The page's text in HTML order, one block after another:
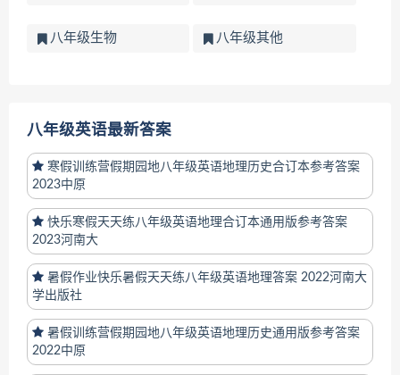
八年级生物 八年级其他
八年级英语最新答案
寒假训练营假期园地八年级英语地理历史合订本参考答案
2023中原
快乐寒假天天练八年级英语地理合订本通用版参考答案
2023河南大
暑假作业快乐暑假天天练八年级英语地理答案 2022河南大
学出版社
暑假训练营假期园地八年级英语地理历史通用版参考答案
2022中原